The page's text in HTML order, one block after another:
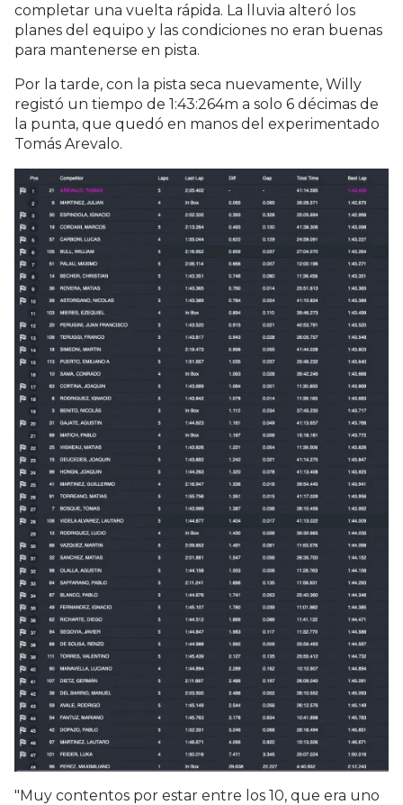
completar una vuelta rápida. La lluvia alteró los
planes del equipo y las condiciones no eran buenas
para mantenerse en pista.
Por la tarde, con la pista seca nuevamente, Willy
registó un tiempo de 1:43:264m a solo 6 décimas de
la punta, que quedó en manos del experimentado
Tomás Arevalo.
"Muy contentos por estar entre los 10, que era uno